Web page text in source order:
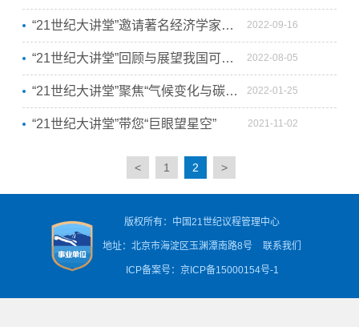
2022-09-16
“21世纪大讲堂”邀请著名经济学家朱民作碳中和主题报告
2022-08-05
“21世纪大讲堂”回顾与展望我国可持续发展科技工作
2022-01-25
“21世纪大讲堂”聚焦“气候变化与碳达峰碳中和”
2021-11-02
“21世纪大讲堂”带您“巨眼望星空”
< 1 2 >
版权所有：中国21世纪议程管理中心
地址：北京市海淀区玉渊潭南路8号 联系我们
ICP备案号：京ICP备15000154号-1